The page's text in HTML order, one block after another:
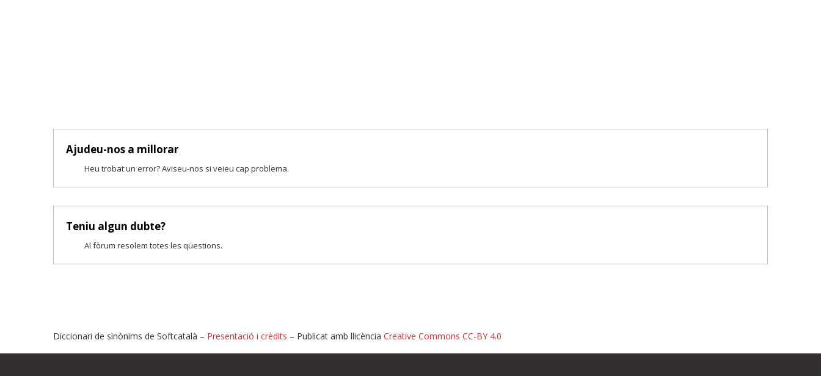
Ajudeu-nos a millorar
Heu trobat un error? Aviseu-nos si veieu cap problema.
Teniu algun dubte?
Al fòrum resolem totes les qüestions.
Diccionari de sinònims de Softcatalà – Presentació i crèdits – Publicat amb llicència Creative Commons CC-BY 4.0